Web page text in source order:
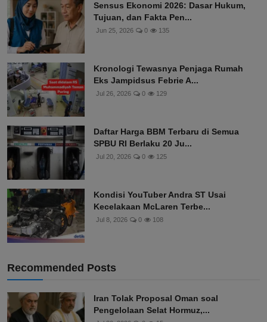
Sensus Ekonomi 2026: Dasar Hukum,
Tujuan, dan Fakta Pen...
Jun 25, 2026 0 135
Kronologi Tewasnya Penjaga Rumah
Eks Jampidsus Febrie A...
Jul 26, 2026 0 129
Daftar Harga BBM Terbaru di Semua
SPBU RI Berlaku 20 Ju...
Jul 20, 2026 0 125
Kondisi YouTuber Andra ST Usai
Kecelakaan McLaren Terbe...
Jul 8, 2026 0 108
Recommended Posts
Iran Tolak Proposal Oman soal
Pengelolaan Selat Hormuz,...